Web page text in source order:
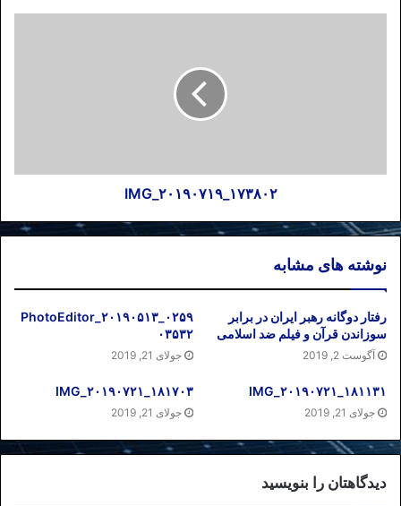
IMG_۲۰۱۹۰۷۱۹_۱۷۳۸۰۲
نوشته های مشابه
رفتار دوگانه رهبر ایران در برابر
سوزاندن قرآن و فیلم ضد اسلامی
آگوست 2, 2019
PhotoEditor_۲۰۱۹۰۵۱۳_۰۲۵۹
۰۳۵۳۲
جولای 21, 2019
IMG_۲۰۱۹۰۷۲۱_۱۸۱۱۳۱
جولای 21, 2019
IMG_۲۰۱۹۰۷۲۱_۱۸۱۷۰۳
جولای 21, 2019
دیدگاهتان را بنویسید